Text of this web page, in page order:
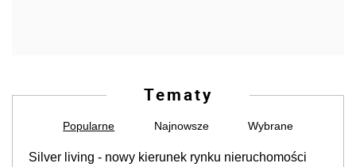
Tematy
Popularne Najnowsze Wybrane
Silver living - nowy kierunek rynku nieruchomości